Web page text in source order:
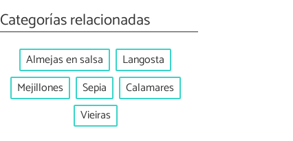
Categorías relacionadas
Almejas en salsa
Langosta
Mejillones
Sepia
Calamares
Vieiras